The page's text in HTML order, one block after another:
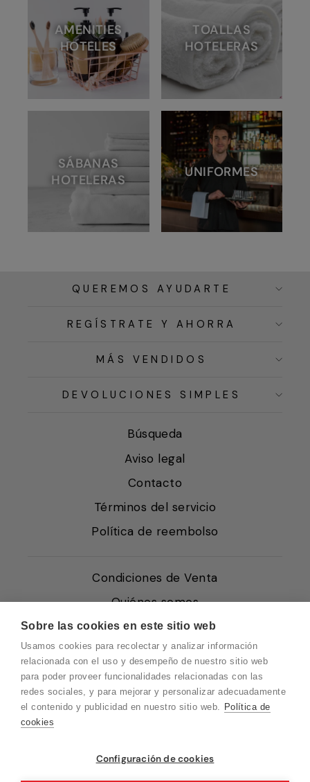
Sobre las cookies en este sitio web
Usamos cookies para recolectar y analizar información
relacionada con el uso y desempeño de nuestro sitio web
para poder proveer funcionalidades relacionadas con las
redes sociales, y para mejorar y personalizar adecuadamente
el contenido y publicidad en nuestro sitio web. Política de
cookies
Configuración de cookies
AMENITIES
HOTELES
TOALLAS
HOTELERAS
SÁBANAS
HOTELERAS
UNIFORMES
QUEREMOS AYUDARTE
REGÍSTRATE Y AHORRA
MÁS VENDIDOS
DEVOLUCIONES SIMPLES
Búsqueda
Aviso legal
Contacto
Términos del servicio
Política de reembolso
Condiciones de Venta
Quiénes somos
Política de Cookies
Protección de Datos
Blog EN
Blog FR
Vuelvo en un momento. Recuerda que
nuestro horario de atención al cliente es de